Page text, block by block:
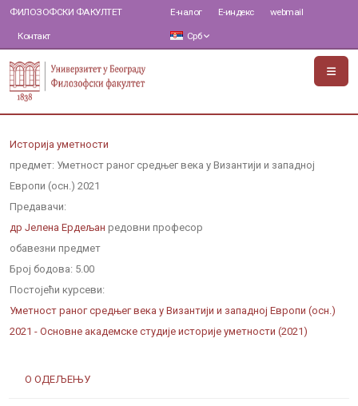
ФИЛОЗОФСКИ ФАКУЛТЕТ
Контакт
Е-налог Е-индекс webmail
Срб
О ОДЕЉЕЊУ
Историја уметности
предмет: Уметност раног средњег века у Византији и западној
Европи (осн.) 2021
Предавачи:
др Јелена Ердељан редовни професор
обавезни предмет
Број бодова: 5.00
Постојећи курсеви:
Уметност раног средњег века у Византији и западној Европи (осн.)
2021 - Основне академске студије историје уметности (2021)